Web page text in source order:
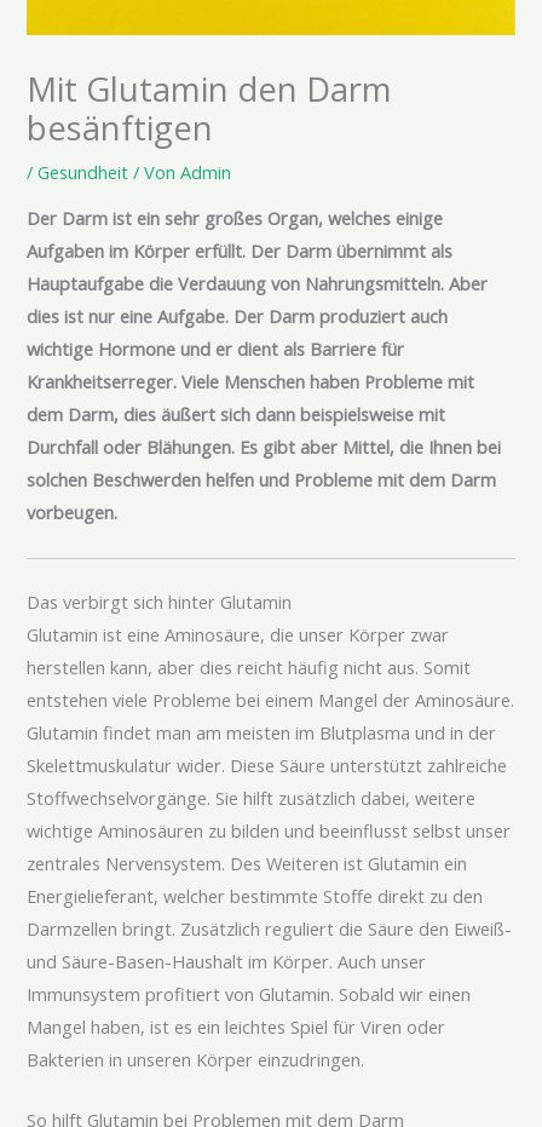
Mit Glutamin den Darm
besänftigen
/Gesundheit / VonAdmin
Der Darm ist ein sehr großes Organ, welches einige
Aufgaben im Körper erfüllt. Der Darm übernimmt als
Hauptaufgabe die Verdauung von Nahrungsmitteln. Aber
dies ist nur eine Aufgabe. Der Darm produziert auch
wichtige Hormone und er dient als Barriere für
Krankheitserreger. Viele Menschen haben Probleme mit
dem Darm, dies äußert sich dann beispielsweise mit
Durchfall oder Blähungen. Es gibt aber Mittel, die Ihnen bei
solchen Beschwerden helfen und Probleme mit dem Darm
vorbeugen.
Das verbirgt sich hinter Glutamin
Glutamin ist eine Aminosäure, die unser Körper zwar
herstellen kann, aber dies reicht häufig nicht aus. Somit
entstehen viele Probleme bei einem Mangel der Aminosäure.
Glutamin findet man am meisten im Blutplasma und in der
Skelettmuskulatur wider. Diese Säure unterstützt zahlreiche
Stoffwechselvorgänge. Sie hilft zusätzlich dabei, weitere
wichtige Aminosäuren zu bilden und beeinflusst selbst unser
zentrales Nervensystem. Des Weiteren ist Glutamin ein
Energielieferant, welcher bestimmte Stoffe direkt zu den
Darmzellen bringt. Zusätzlich reguliert die Säure den Eiweiß-
und Säure-Basen-Haushalt im Körper. Auch unser
Immunsystem profitiert von Glutamin. Sobald wir einen
Mangel haben, ist es ein leichtes Spiel für Viren oder
Bakterien in unseren Körper einzudringen.
So hilft Glutamin bei Problemen mit dem Darm